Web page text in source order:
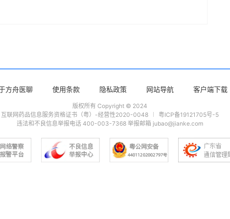
方舟医聊 使用条款 隐私政策 网站导航 客户端下载
版权所有 Copyright © 2024
互联网药品信息服务资格证书（粤）-经营性2020-0048
粤ICP备19121705号-5
违法和不良信息举报电话 400-003-7368 举报邮箱 jubao@jianke.com